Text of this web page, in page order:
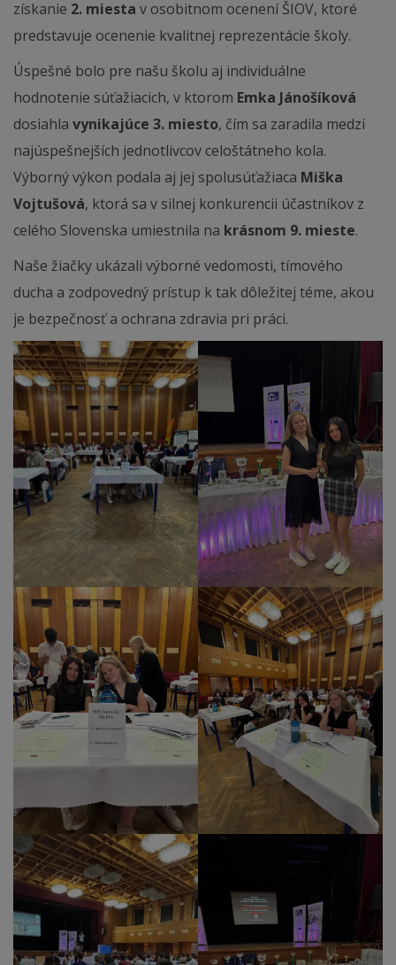
získanie 2. miesta v osobitnom ocenení ŠIOV, ktoré
predstavuje ocenenie kvalitnej reprezentácie školy.
Úspešné bolo pre našu školu aj individuálne
hodnotenie súťažiacich, v ktorom Emka Jánošíková
dosiahla vynikajúce 3. miesto, čím sa zaradila medzi
najúspešnejších jednotlivcov celoštátneho kola.
Výborný výkon podala aj jej spolusúťažiaca Miška
Vojtušová, ktorá sa v silnej konkurencii účastníkov z
celého Slovenska umiestnila na krásnom 9. mieste.
Naše žiačky ukázali výborné vedomosti, tímového
ducha a zodpovedný prístup k tak dôležitej téme, akou
je bezpečnosť a ochrana zdravia pri práci.